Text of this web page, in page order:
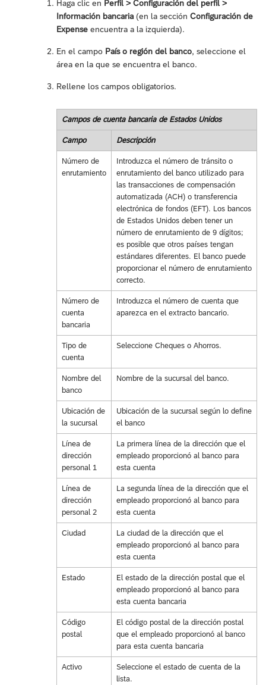
Haga clic en Perfil > Configuración del perfil >
Información bancaria (en la sección Configuración de
Expense encuentra a la izquierda).
En el campo País o región del banco, seleccione el
área en la que se encuentra el banco.
Rellene los campos obligatorios.
Campos de cuenta bancaria de Estados Unidos
Campo Descripción
Número de
enrutamiento
Introduzca el número de tránsito o
enrutamiento del banco utilizado para
las transacciones de compensación
automatizada (ACH) o transferencia
electrónica de fondos (EFT). Los bancos
de Estados Unidos deben tener un
número de enrutamiento de 9 dígitos;
es posible que otros países tengan
estándares diferentes. El banco puede
proporcionar el número de enrutamiento
correcto.
Número de
cuenta
bancaria
Introduzca el número de cuenta que
aparezca en el extracto bancario.
Tipo de
cuenta
Seleccione Cheques o Ahorros.
Nombre del
banco
Nombre de la sucursal del banco.
Ubicación de
la sucursal
Ubicación de la sucursal según lo define
el banco
Línea de
dirección
personal 1
La primera línea de la dirección que el
empleado proporcionó al banco para
esta cuenta
Línea de
dirección
personal 2
La segunda línea de la dirección que el
empleado proporcionó al banco para
esta cuenta
Ciudad
La ciudad de la dirección que el
empleado proporcionó al banco para
esta cuenta
Estado
El estado de la dirección postal que el
empleado proporcionó al banco para
esta cuenta bancaria
Código
postal
El código postal de la dirección postal
que el empleado proporcionó al banco
para esta cuenta bancaria
Activo
Seleccione el estado de cuenta de la
lista.